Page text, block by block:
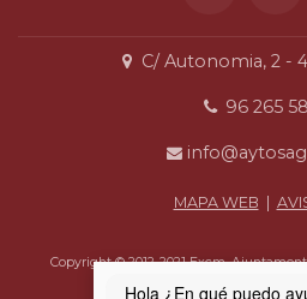
C/ Autonomia, 2 -
96 265
MAPA WEB |
Copyright © 2012-2021 Excm.